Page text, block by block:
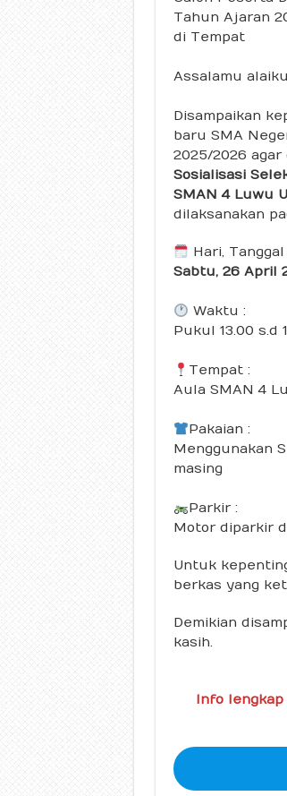
Tahun Ajaran
di Tempat
Assalamu
Disampaikan
baru SMA
2025/2026
Sosialisasi
SMAN 4 Luwu
dilaksanakan
Hari, Tanggal
Sabtu, 26 April
Waktu :
Pukul 13.00 s.d
Tempat :
Aula SMAN 4
Pakaian :
Menggunakan
masing
Parkir :
Motor diparkir
Untuk
berkas yang
Demikian
kasih.
Info lengkap